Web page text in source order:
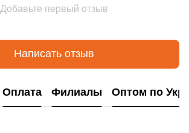
Добавьте первый отзыв
Написать отзыв
Оплата Филиалы Оптом по